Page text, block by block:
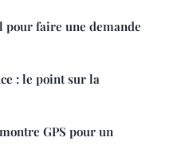
pour faire une demande
: le point sur la
GPS pour un